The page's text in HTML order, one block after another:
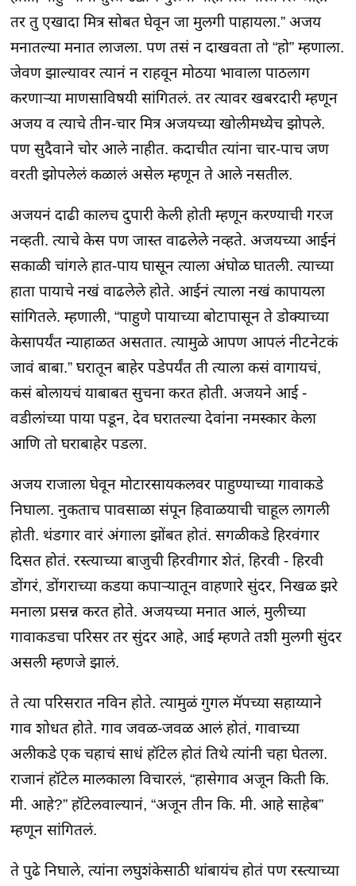
तर तु एखादा मित्र सोबत घेवून जा मुलगी पाहायला.” अजय
मनातल्या मनात लाजला. पण तसं न दाखवता तो “हो” म्हणाला.
जेवण झाल्यावर त्यानं न राहवून मोठया भावाला पाठलाग
करणाऱ्या माणसाविषयी सांगितलं. तर त्यावर खबरदारी म्हणून
अजय व त्याचे तीन-चार मित्र अजयच्या खोलीमध्येच झोपले.
पण सुदैवाने चोर आले नाहीत. कदाचीत त्यांना चार-पाच जण
वरती झोपलेलं कळालं असेल म्हणून ते आले नसतील.
अजयनं दाढी कालच दुपारी केली होती म्हणून करण्याची गरज
नव्हती. त्याचे केस पण जास्त वाढलेले नव्हते. अजयच्या आईनं
सकाळी चांगले हात-पाय घासून त्याला अंघोळ घातली. त्याच्या
हाता पायाचे नखं वाढलेले होते. आईनं त्याला नखं कापायला
सांगितले. म्हणाली, “पाहुणे पायाच्या बोटापासून ते डोक्याच्या
केसापर्यंत न्याहाळत असतात. त्यामुळे आपण आपलं नीटनेटकं
जावं बाबा.” घरातून बाहेर पडेपर्यंत ती त्याला कसं वागायचं,
कसं बोलायचं याबाबत सुचना करत होती. अजयने आई -
वडीलांच्या पाया पडून, देव घरातल्या देवांना नमस्कार केला
आणि तो घराबाहेर पडला.
अजय राजाला घेवून मोटारसायकलवर पाहुण्याच्या गावाकडे
निघाला. नुकताच पावसाळा संपून हिवाळयाची चाहूल लागली
होती. थंडगार वारं अंगाला झोंबत होतं. सगळीकडे हिरवंगार
दिसत होतं. रस्त्याच्या बाजुची हिरवीगार शेतं, हिरवी - हिरवी
डोंगरं, डोंगराच्या कडया कपाऱ्यातून वाहणारे सुंदर, निखळ झरे
मनाला प्रसन्न करत होते. अजयच्या मनात आलं, मुलीच्या
गावाकडचा परिसर तर सुंदर आहे, आई म्हणते तशी मुलगी सुंदर
असली म्हणजे झालं.
ते त्या परिसरात नविन होते. त्यामुळं गुगल मॅपच्या सहाय्याने
गाव शोधत होते. गाव जवळ-जवळ आलं होतं, गावाच्या
अलीकडे एक चहाचं साधं हॉटेल होतं तिथे त्यांनी चहा घेतला.
राजानं हॉटेल मालकाला विचारलं, “हासेगाव अजून किती कि.
मी. आहे?” हॉटेलवाल्यानं, “अजून तीन कि. मी. आहे साहेब”
म्हणून सांगितलं.
ते पुढे निघाले, त्यांना लघुशंकेसाठी थांबायंच होतं पण रस्त्याच्या